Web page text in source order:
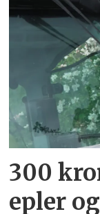
300
epler